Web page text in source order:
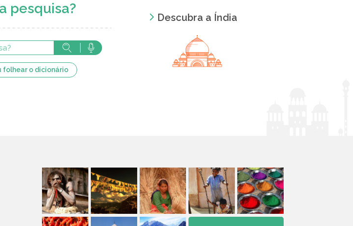
pesquisa?
folhear o dicionário
Descubra a Índia